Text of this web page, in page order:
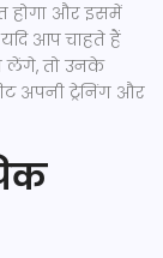
होगा और इसमें
आप चाहते हैं
लेंगे, तो उनके
अपनी ट्रेनिंग और